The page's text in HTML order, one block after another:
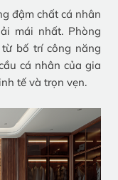
đậm chất cá nhân
mái nhất. Phòng
bố trí công năng
cá nhân của gia
tế và trọn vẹn.